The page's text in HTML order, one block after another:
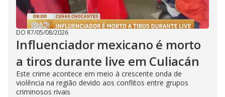
DO R7/05/08/2026
Influenciador mexicano é morto
a tiros durante live em Culiacán
Este crime acontece em meio à crescente onda de
violência na região devido aos conflitos entre grupos
criminosos rivais